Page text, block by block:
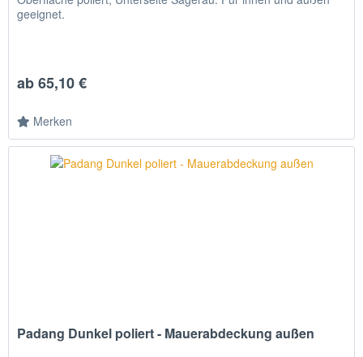
geeignet.
ab 65,10 €
Merken
Padang Dunkel poliert - Mauerabdeckung außen